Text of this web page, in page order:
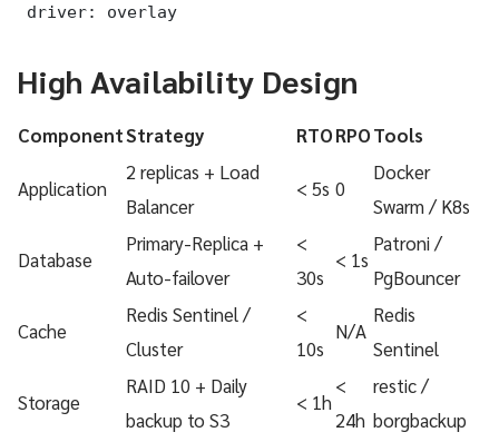
driver: overlay
High Availability Design
ComponentStrategy RTORPOTools
Application
2 replicas + Load
Balancer
< 5s 0
Docker
Swarm / K8s
Database
Primary-Replica +
Auto-failover
<
30s
< 1s
Patroni /
PgBouncer
Cache
Redis Sentinel /
Cluster
<
10s
N/A
Redis
Sentinel
Storage
RAID 10 + Daily
backup to S3
< 1h
<
24h
restic /
borgbackup